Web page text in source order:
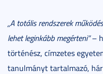
„A totális rendszerek
lehet leginkább megérteni”–
történész, címzetes
tanulmányt tartalmazó,